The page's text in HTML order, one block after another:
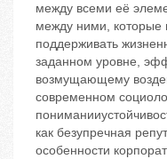
между всеми её
между ними, которые
поддерживать
заданном уровне,
возмущающему
современном
как безупречная
особенности